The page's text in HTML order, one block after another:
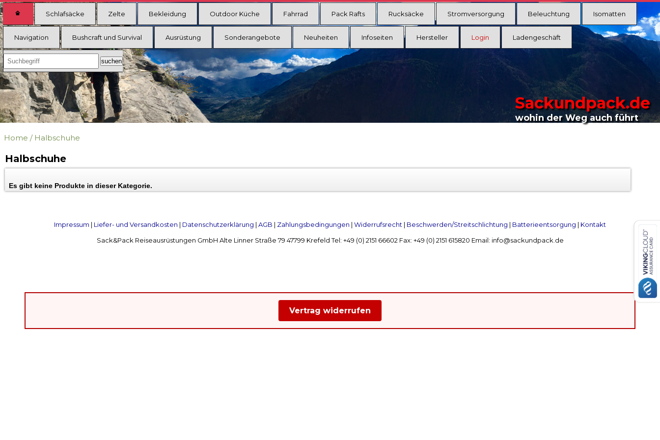
Schlafsäcke Zelte Bekleidung Outdoor Küche Fahrrad Pack Rafts Rucksäcke Stromversorgung Beleuchtung Isomatten
Navigation Bushcraft und Survival Ausrüstung Sonderangebote Neuheiten Infoseiten Hersteller Login Ladengeschäft
Sackundpack.de
wohin der Weg auch führt
Home / Halbschuhe
Halbschuhe
Es gibt keine Produkte in dieser Kategorie.
Impressum | Liefer- und Versandkosten | Datenschutzerklärung | AGB | Zahlungsbedingungen | Widerrufsrecht | Beschwerden/Streitschlichtung | Batterieentsorgung | Kontakt
Sack&Pack Reiseausrüstungen GmbH Alte Linner Straße 79 47799 Krefeld Tel: +49 (0) 2151 66602 Fax: +49 (0) 2151 615820 Email: info@sackundpack.de
Vertrag widerrufen